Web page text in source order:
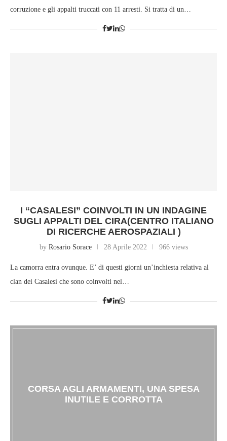
corruzione e gli appalti truccati con 11 arresti. Si tratta di un…
I “CASALESI” COINVOLTI IN UN INDAGINE
SUGLI APPALTI DEL CIRA(CENTRO ITALIANO
DI RICERCHE AEROSPAZIALI )
by Rosario Sorace 28 Aprile 2022 966 views
La camorra entra ovunque. E’ di questi giorni un’inchiesta relativa al
clan dei Casalesi che sono coinvolti nel…
CORSA AGLI ARMAMENTI, UNA SPESA
INUTILE E CORROTTA